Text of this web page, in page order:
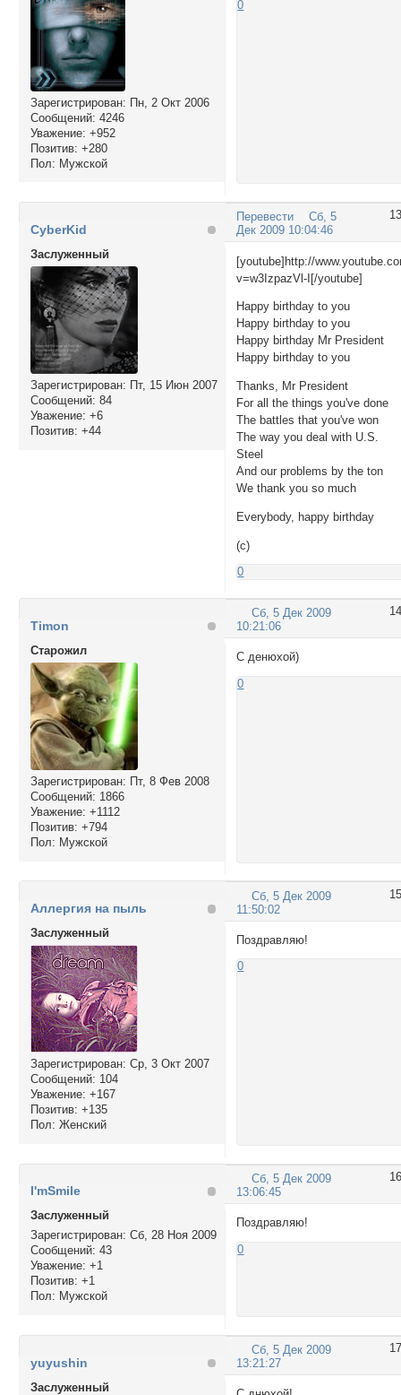
Зарегистрирован: Пн, 2 Окт 2006
Сообщений: 4246
Уважение: +952
Позитив: +280
Пол: Мужской
0
Перевести 13
Сб, 5
Дек 2009 10:04:46
CyberKid
Заслуженный
Зарегистрирован: Пт, 15 Июн 2007
Сообщений: 84
Уважение: +6
Позитив: +44
[youtube]http://
v=w3IzpazVl-I[/youtube]
Happy birthday to you
Happy birthday to you
Happy birthday Mr President
Happy birthday to you
Thanks, Mr President
For all the things you've done
The battles that you've won
The way you deal with U.S.
Steel
And our problems by the ton
We thank you so much
Everybody, happy birthday
(c)
0
14
Сб, 5 Дек 2009
10:21:06
Timon
Cтарожил
Зарегистрирован: Пт, 8 Фев 2008
Сообщений: 1866
Уважение: +1112
Позитив: +794
Пол: Мужской
С денюхой)
0
15
Сб, 5 Дек 2009
11:50:02
Аллергия на пыль
Заслуженный
Зарегистрирован: Ср, 3 Окт 2007
Сообщений: 104
Уважение: +167
Позитив: +135
Пол: Женский
Поздравляю!
0
16
Сб, 5 Дек 2009
13:06:45
I'mSmile
Заслуженный
Зарегистрирован: Сб, 28 Ноя 2009
Сообщений: 43
Уважение: +1
Позитив: +1
Пол: Мужской
Поздравляю!
0
17
Сб, 5 Дек 2009
13:21:27
yuyushin
Заслуженный